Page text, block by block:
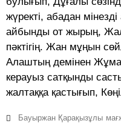
жүректі, абадан
айбынды от жырың,
пәктігің. Жан мұңын
Алаштың демінен
керауыз сатқынды
жалтаққа қастығып,
Бауыржан Қарақызұлы